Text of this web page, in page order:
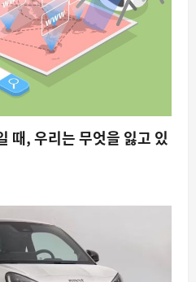
때, 우리는 무엇을 잃고 있